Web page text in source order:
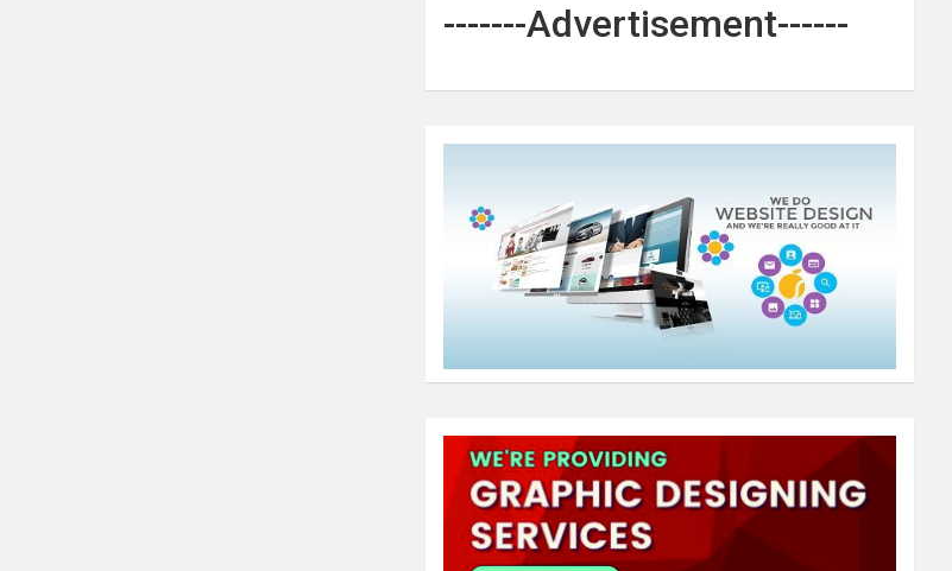
-------Advertisement------